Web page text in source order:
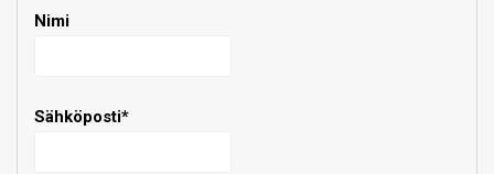
Nimi
Sähköposti*